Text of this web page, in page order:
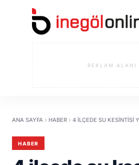
REKLAM ALANI
ANA SAYFA HABER 4 ILÇEDE SU KESINTISI
HABER